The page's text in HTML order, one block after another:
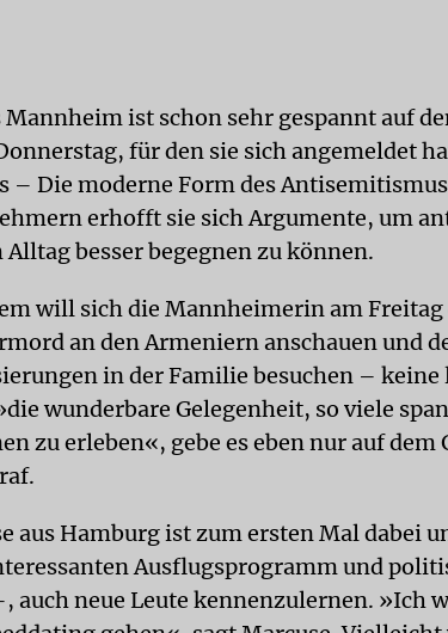
Mannheim ist schon sehr gespannt auf
für den sie sich angemeldet
– Die moderne Form des
erhofft sie sich Argumente, um
besser begegnen zu können.
will sich die Mannheimerin am
an den Armeniern anschauen und
in der Familie besuchen – keine
wunderbare Gelegenheit, so viele
zu erleben«, gebe es eben nur auf dem
aus Hamburg ist zum ersten Mal dabei
Ausflugsprogramm und
auch neue Leute kennenzulernen. »Ich